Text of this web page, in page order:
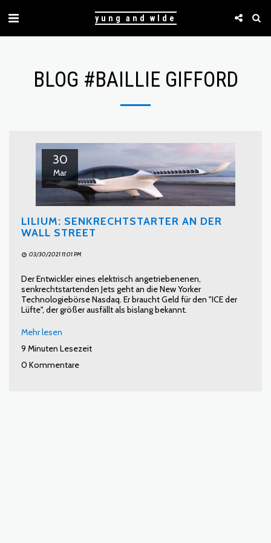
yung and wlde
BLOG #BAIL­LIE GIFFORD
30
Mar
LILIUM: SENKRECHTSTARTER AN DER
WALL STREET
03/30/2021 11:01 PM
Der Entwickler eines elektrisch angetriebenenen,
senkrechtstartenden Jets geht an die New Yorker
Technologiebörse Nasdaq. Er braucht Geld für den "ICE der
Lüfte", der größer ausfällt als bislang bekannt.
Mehr lesen
9 Minuten Lesezeit
0 Kommentare